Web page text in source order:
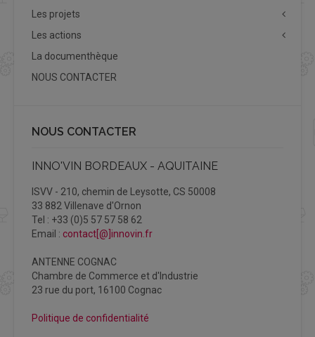
Les projets
Les actions
La documenthèque
NOUS CONTACTER
NOUS CONTACTER
INNO'VIN BORDEAUX - AQUITAINE
ISVV - 210, chemin de Leysotte, CS 50008
33 882 Villenave d'Ornon
Tel : +33 (0)5 57 57 58 62
Email : contact[@]innovin.fr
ANTENNE COGNAC
Chambre de Commerce et d'Industrie
23 rue du port, 16100 Cognac
Politique de confidentialité